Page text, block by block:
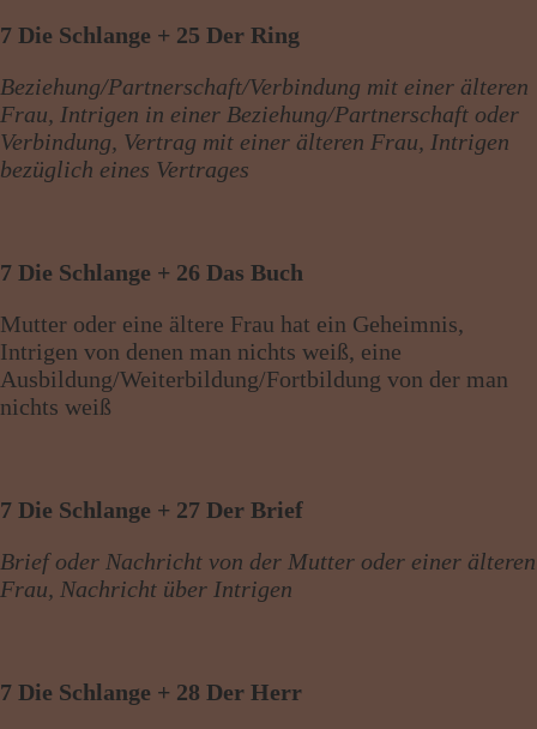
7 Die Schlange + 25 Der Ring
Beziehung/Partnerschaft/Verbindung mit einer älteren
Frau, Intrigen in einer Beziehung/Partnerschaft oder
Verbindung, Vertrag mit einer älteren Frau, Intrigen
bezüglich eines Vertrages
7 Die Schlange + 26 Das Buch
Mutter oder eine ältere Frau hat ein Geheimnis,
Intrigen von denen man nichts weiß, eine
Ausbildung/Weiterbildung/Fortbildung von der man
nichts weiß
7 Die Schlange + 27 Der Brief
Brief oder Nachricht von der Mutter oder einer älteren
Frau, Nachricht über Intrigen
7 Die Schlange + 28 Der Herr